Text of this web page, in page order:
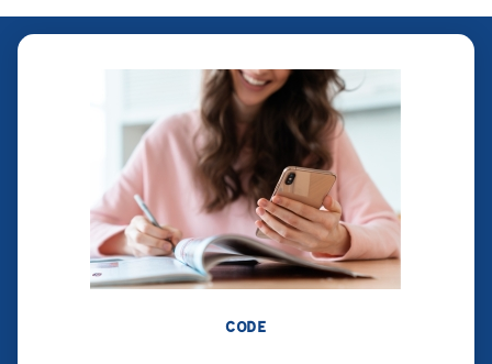
CODE